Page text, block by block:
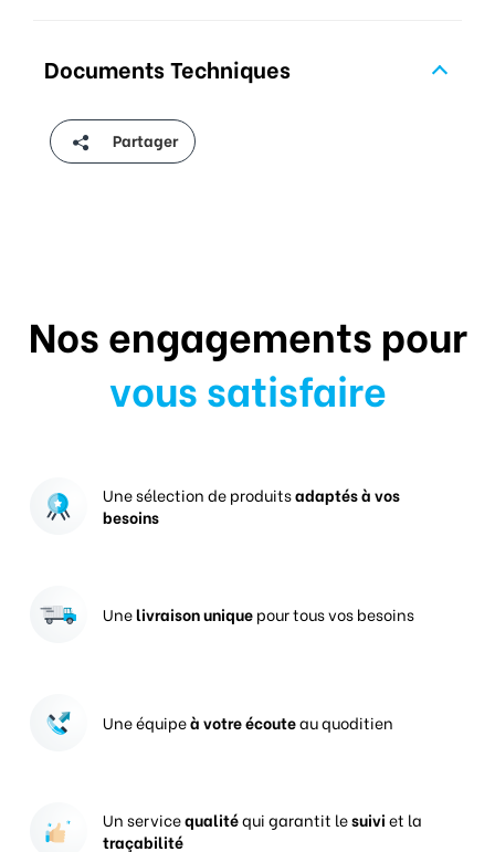
Documents Techniques
Partager
Nos engagements pour
vous satisfaire
Une sélection de produitsadaptés à vos
besoins
Unelivraison uniquepour tous vos besoins
Une équipeà votre écouteau quoditien
Un servicequalitéqui garantit lesuiviet la
traçabilité